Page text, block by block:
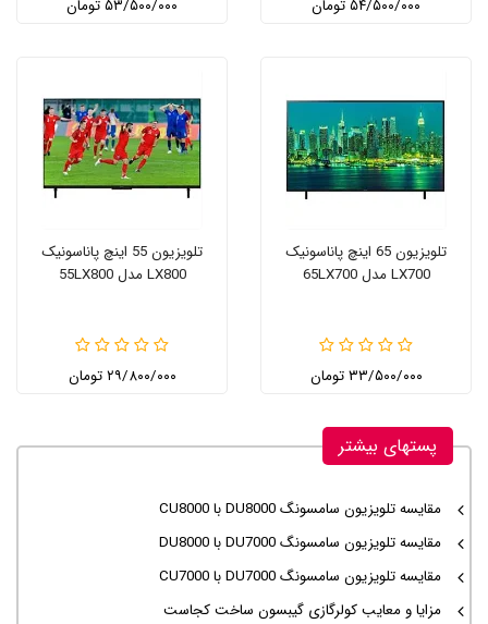
۵۴/۵۰۰/۰۰۰ تومان ۵۳/۵۰۰/۰۰۰ تومان
تلویزیون 65 اینچ پاناسونیک
LX700 مدل 65LX700
۳۳/۵۰۰/۰۰۰ تومان
تلویزیون 55 اینچ پاناسونیک
LX800 مدل 55LX800
۲۹/۸۰۰/۰۰۰ تومان
پستهای بیشتر
مقایسه تلویزیون سامسونگ DU8000 با CU8000
مقایسه تلویزیون سامسونگ DU7000 با DU8000
مقایسه تلویزیون سامسونگ DU7000 با CU7000
مزایا و معایب کولرگازی گیبسون ساخت کجاست